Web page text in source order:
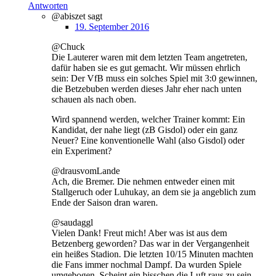
Antworten
@abiszet sagt
19. September 2016
@Chuck
Die Lauterer waren mit dem letzten Team angetreten,
dafür haben sie es gut gemacht. Wir müssen ehrlich
sein: Der VfB muss ein solches Spiel mit 3:0 gewinnen,
die Betzebuben werden dieses Jahr eher nach unten
schauen als nach oben.
Wird spannend werden, welcher Trainer kommt: Ein
Kandidat, der nahe liegt (zB Gisdol) oder ein ganz
Neuer? Eine konventionelle Wahl (also Gisdol) oder
ein Experiment?
@drausvomLande
Ach, die Bremer. Die nehmen entweder einen mit
Stallgeruch oder Luhukay, an dem sie ja angeblich zum
Ende der Saison dran waren.
@saudaggl
Vielen Dank! Freut mich! Aber was ist aus dem
Betzenberg geworden? Das war in der Vergangenheit
ein heißes Stadion. Die letzten 10/15 Minuten machten
die Fans immer nochmal Dampf. Da wurden Spiele